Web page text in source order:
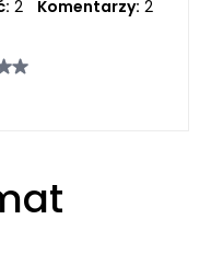
2 Komentarzy: 2